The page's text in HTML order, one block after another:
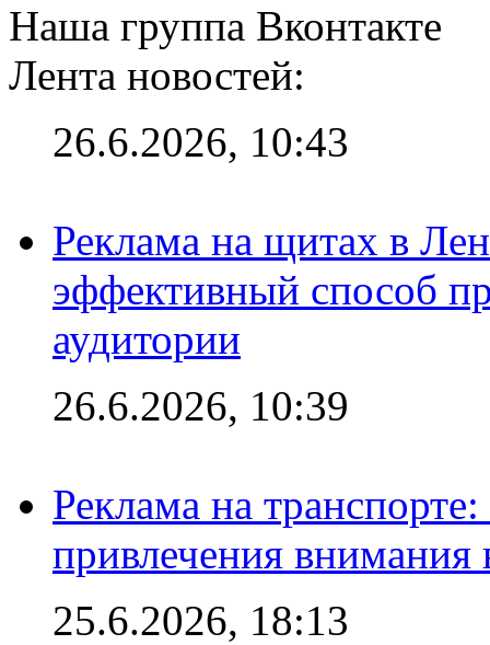
Наша группа Вконтакте
Лента новостей:
26.6.2026, 10:43
Реклама на щитах в
эффективный способ
аудитории
26.6.2026, 10:39
Реклама на
привлечения внимания
25.6.2026, 18:13